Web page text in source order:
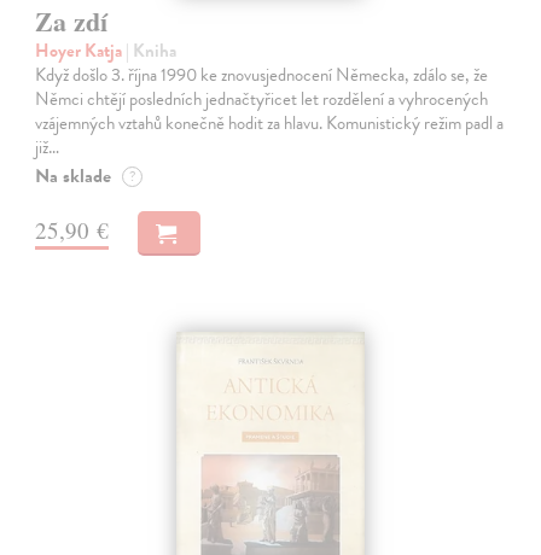
Za zdí
Hoyer Katja| Kniha
Když došlo 3. října 1990 ke znovusjednocení Německa, zdálo se, že
Němci chtějí posledních jednačtyřicet let rozdělení a vyhrocených
vzájemných vztahů konečně hodit za hlavu. Komunistický režim padl a
již…
Na sklade ?
25,90 €